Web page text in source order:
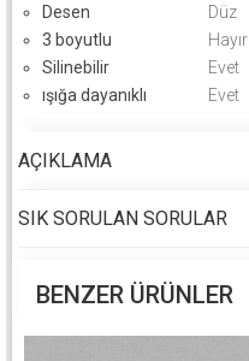
Desen
Düz
3 boyutlu
Hayır
Silinebilir
Evet
ışığa dayanıklı
Evet
AÇIKLAMA
SIK SORULAN SORULAR
BENZER ÜRÜNLER